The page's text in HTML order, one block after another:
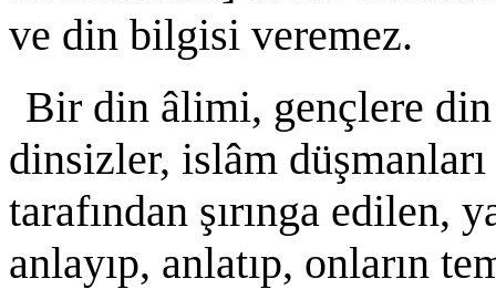
ve din bilgisi veremez.
Bir din âlimi, gençlere
dinsizler, islâm
tarafından şırınga edilen,
anlayıp, anlatıp, onların